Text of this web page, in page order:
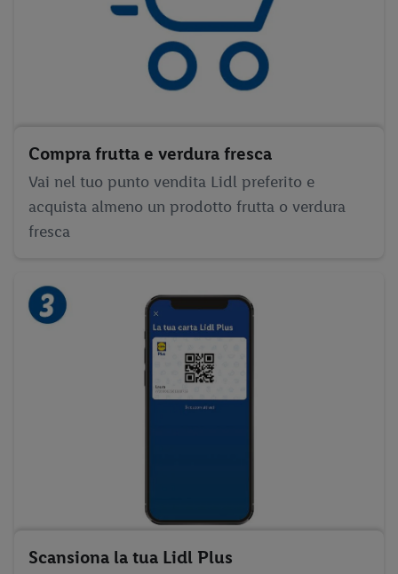
Compra frutta e verdura fresca
Vai nel tuo punto vendita Lidl preferito e
acquista almeno un prodotto frutta o verdura
fresca
Scansiona la tua Lidl Plus